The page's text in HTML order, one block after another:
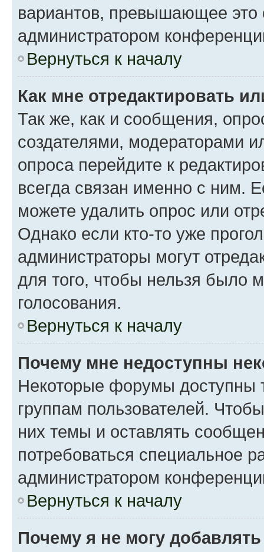
вариантов, превышающее это
администратором
Вернуться к началу
Как мне отредактировать
Так же, как и сообщения,
создателями, модераторами
опроса перейдите к
всегда связан именно с ним.
можете удалить опрос или
Однако если кто-то уже
администраторы могут
для того, чтобы нельзя было
голосования.
Вернуться к началу
Почему мне недоступны
Некоторые форумы доступны
группам пользователей.
них темы и оставлять
потребоваться специальное
администратором
Вернуться к началу
Почему я не могу